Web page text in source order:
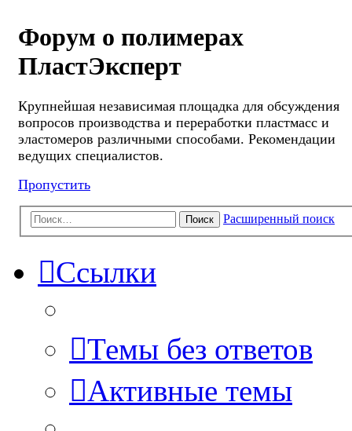
Форум о полимерах
ПластЭксперт
Крупнейшая независимая площадка для обсуждения
вопросов производства и переработки пластмасс и
эластомеров различными способами. Рекомендации
ведущих специалистов.
Пропустить
Поиск Расширенный поиск
Ссылки
Темы без ответов
Активные темы